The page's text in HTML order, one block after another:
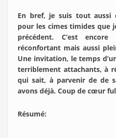
En bref, je suis tout aussi
pour les cimes timides que
précédent. C’est
réconfortant mais aussi
Une invitation, le temps
terriblement attachants, à
qui sait, à parvenir de de
avons déjà. Coup de cœur
Résumé: